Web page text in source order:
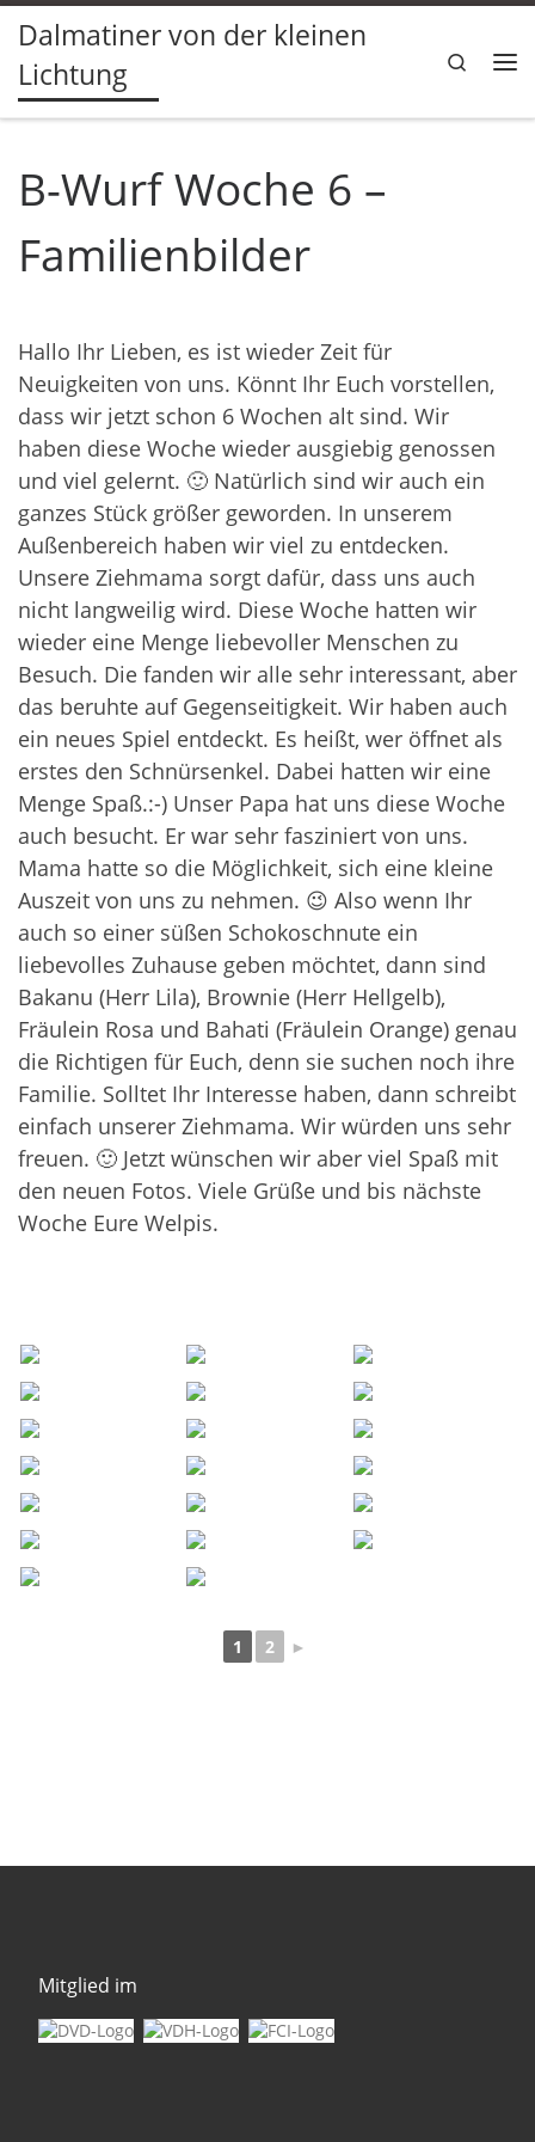
Zum Inhalt springen
Dalmatiner von der kleinen
Lichtung
Search
B-Wurf Woche 6 –
Familienbilder
Hallo Ihr Lieben, es ist wieder Zeit für
Neuigkeiten von uns. Könnt Ihr Euch vorstellen,
dass wir jetzt schon 6 Wochen alt sind. Wir
haben diese Woche wieder ausgiebig genossen
und viel gelernt. 🙂 Natürlich sind wir auch ein
ganzes Stück größer geworden. In unserem
Außenbereich haben wir viel zu entdecken.
Unsere Ziehmama sorgt dafür, dass uns auch
nicht langweilig wird. Diese Woche hatten wir
wieder eine Menge liebevoller Menschen zu
Besuch. Die fanden wir alle sehr interessant, aber
das beruhte auf Gegenseitigkeit. Wir haben auch
ein neues Spiel entdeckt. Es heißt, wer öffnet als
erstes den Schnürsenkel. Dabei hatten wir eine
Menge Spaß.:-) Unser Papa hat uns diese Woche
auch besucht. Er war sehr fasziniert von uns.
Mama hatte so die Möglichkeit, sich eine kleine
Auszeit von uns zu nehmen. 😉 Also wenn Ihr
auch so einer süßen Schokoschnute ein
liebevolles Zuhause geben möchtet, dann sind
Bakanu (Herr Lila), Brownie (Herr Hellgelb),
Fräulein Rosa und Bahati (Fräulein Orange) genau
die Richtigen für Euch, denn sie suchen noch ihre
Familie. Solltet Ihr Interesse haben, dann schreibt
einfach unserer Ziehmama. Wir würden uns sehr
freuen. 🙂 Jetzt wünschen wir aber viel Spaß mit
den neuen Fotos. Viele Grüße und bis nächste
Woche Eure Welpis.
1 2 ►
Mitglied im